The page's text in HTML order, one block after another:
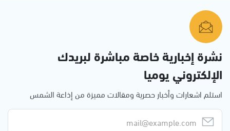
نشرة إخبارية خاصة مباشرة لبريدك
الإلكتروني يوميا
استلم اشعارات وأخبار حصرية ومقالات مميزة من إذاعة الشمس